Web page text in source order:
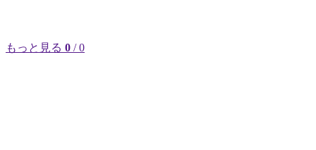
もっと見る 0 / 0